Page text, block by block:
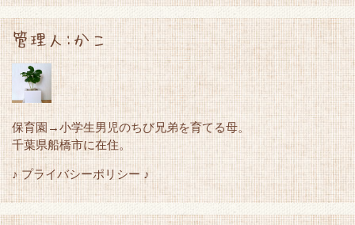
管理人:かこ
保育園→小学生男児のちび兄弟を育てる母。
千葉県船橋市に在住。
♪ プライバシーポリシー ♪